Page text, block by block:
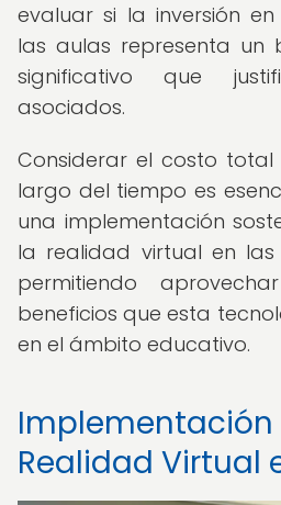
evaluar si la inversión
las aulas representa un
significativo que
asociados.
Considerar el costo
largo del tiempo es
una implementación
la realidad virtual en
permitiendo
beneficios que esta
en el ámbito educativo.
Implementación
Realidad Virtual